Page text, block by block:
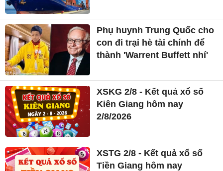
Phụ huynh Trung Quốc cho
con đi trại hè tài chính để
thành 'Warrent Buffett nhí'
XSKG 2/8 - Kết quả xổ số
Kiên Giang hôm nay
2/8/2026
XSTG 2/8 - Kết quả xổ số
Tiền Giang hôm nay